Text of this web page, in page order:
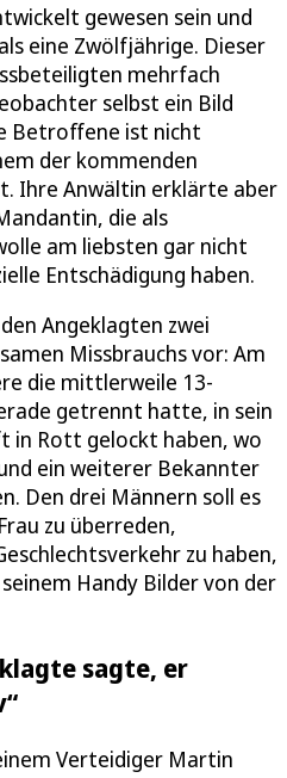
gewesen sein und
eine Zwölfjährige. Dieser
mehrfach
selbst ein Bild
Betroffene ist nicht
der kommenden
Ihre Anwältin erklärte aber
die als
am liebsten gar nicht
Entschädigung haben.
Angeklagten zwei
Missbrauchs vor: Am
die mittlerweile 13-
getrennt hatte, in sein
in Rott gelockt haben, wo
ein weiterer Bekannter
Den drei Männern soll es
zu überreden,
zu haben,
Handy Bilder von der
sagte, er
Verteidiger Martin